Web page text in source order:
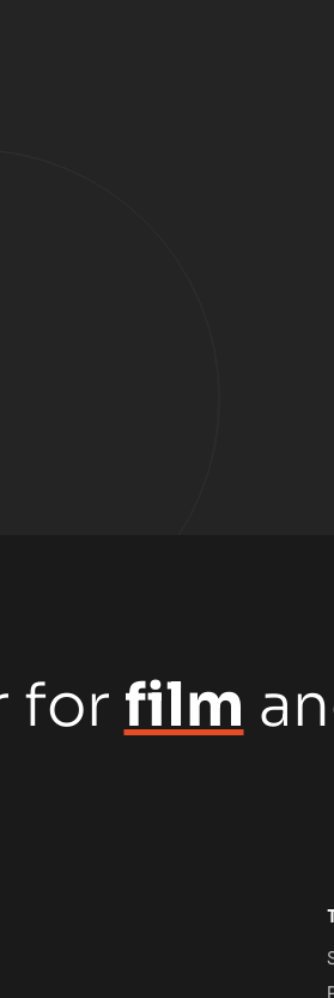
for film